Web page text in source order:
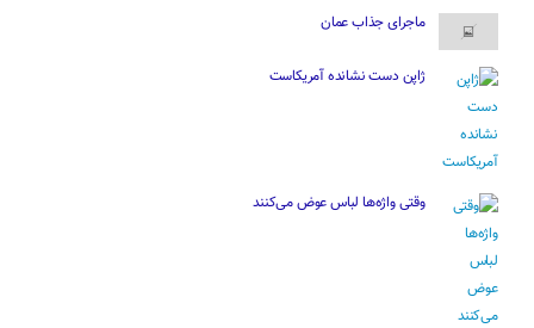
ماجرای جذاب عمان
ژاپن دست نشانده آمریکاست
وقتی واژه‌ها لباس عوض می‌کنند